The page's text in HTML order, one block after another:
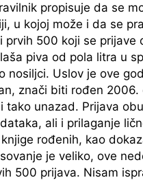
propisuje da se
u kojoj može i da se
prvih 500 koji se prijave
piva od pola litra u
nosiljci. Uslov je ove
znači biti rođen 2006.
tako unazad. Prijava
ali i prilaganje
rođenih, kao
je veliko, ove
500 prijava. Nisam